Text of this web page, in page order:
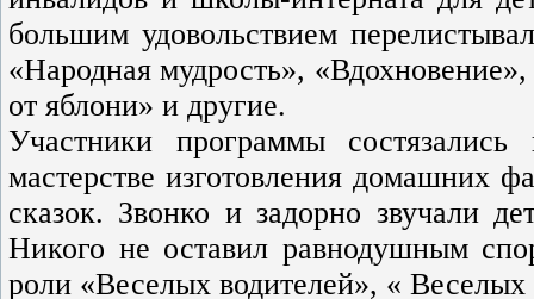
большим удовольствием
«Народная мудрость»,
от яблони» и другие.
Участники программы
мастерстве изготовления домашних
сказок. Звонко и задорно звучали
Никого не оставил равнодушным
роли «Веселых водителей», «